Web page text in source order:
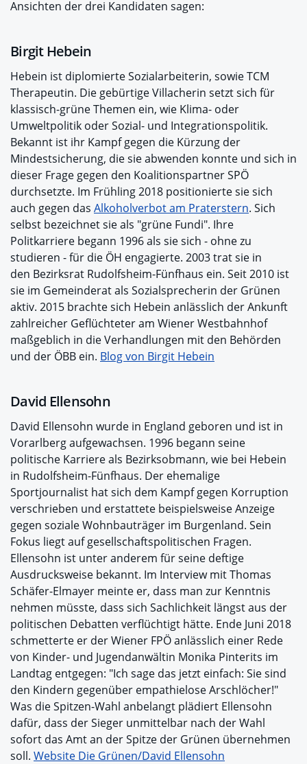
Ansichten der drei Kandidaten sagen:
Birgit Hebein
Hebein ist diplomierte Sozialarbeiterin, sowie TCM
Therapeutin. Die gebürtige Villacherin setzt sich für
klassisch-grüne Themen ein, wie Klima- oder
Umweltpolitik oder Sozial- und Integrationspolitik.
Bekannt ist ihr Kampf gegen die Kürzung der
Mindestsicherung, die sie abwenden konnte und sich in
dieser Frage gegen den Koalitionspartner SPÖ
durchsetzte. Im Frühling 2018 positionierte sie sich
auch gegen das Alkoholverbot am Praterstern. Sich
selbst bezeichnet sie als "grüne Fundi". Ihre
Politkarriere begann 1996 als sie sich - ohne zu
studieren - für die ÖH engagierte. 2003 trat sie in
den Bezirksrat Rudolfsheim-Fünfhaus ein. Seit 2010 ist
sie im Gemeinderat als Sozialsprecherin der Grünen
aktiv. 2015 brachte sich Hebein anlässlich der Ankunft
zahlreicher Geflüchteter am Wiener Westbahnhof
maßgeblich in die Verhandlungen mit den Behörden
und der ÖBB ein. Blog von Birgit Hebein
David Ellensohn
David Ellensohn wurde in England geboren und ist in
Vorarlberg aufgewachsen. 1996 begann seine
politische Karriere als Bezirksobmann, wie bei Hebein
in Rudolfsheim-Fünfhaus. Der ehemalige
Sportjournalist hat sich dem Kampf gegen Korruption
verschrieben und erstattete beispielsweise Anzeige
gegen soziale Wohnbauträger im Burgenland. Sein
Fokus liegt auf gesellschaftspolitischen Fragen.
Ellensohn ist unter anderem für seine deftige
Ausdrucksweise bekannt. Im Interview mit Thomas
Schäfer-Elmayer meinte er, dass man zur Kenntnis
nehmen müsste, dass sich Sachlichkeit längst aus der
politischen Debatten verflüchtigt hätte. Ende Juni 2018
schmetterte er der Wiener FPÖ anlässlich einer Rede
von Kinder- und Jugendanwältin Monika Pinterits im
Landtag entgegen: "Ich sage das jetzt einfach: Sie sind
den Kindern gegenüber empathielose Arschlöcher!"
Was die Spitzen-Wahl anbelangt plädiert Ellensohn
dafür, dass der Sieger unmittelbar nach der Wahl
sofort das Amt an der Spitze der Grünen übernehmen
soll. Website Die Grünen/David Ellensohn